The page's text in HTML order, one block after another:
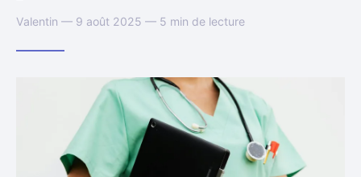
Valentin — 9 août 2025 — 5 min de lecture